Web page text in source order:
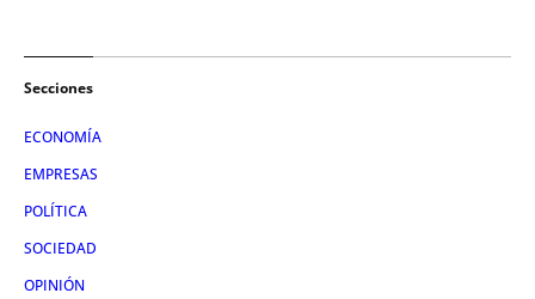
Secciones
ECONOMÍA
EMPRESAS
POLÍTICA
SOCIEDAD
OPINIÓN